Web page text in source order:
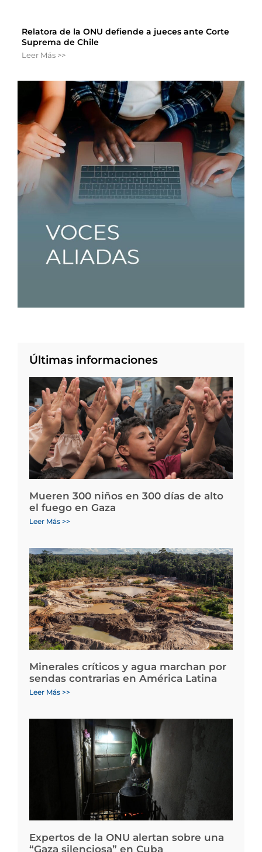
Relatora de la ONU defiende a jueces ante Corte
Suprema de Chile
Leer Más >>
Últimas informaciones
Mueren 300 niños en 300 días de alto
el fuego en Gaza
Leer Más >>
Minerales críticos y agua marchan por
sendas contrarias en América Latina
Leer Más >>
Expertos de la ONU alertan sobre una
“Gaza silenciosa” en Cuba